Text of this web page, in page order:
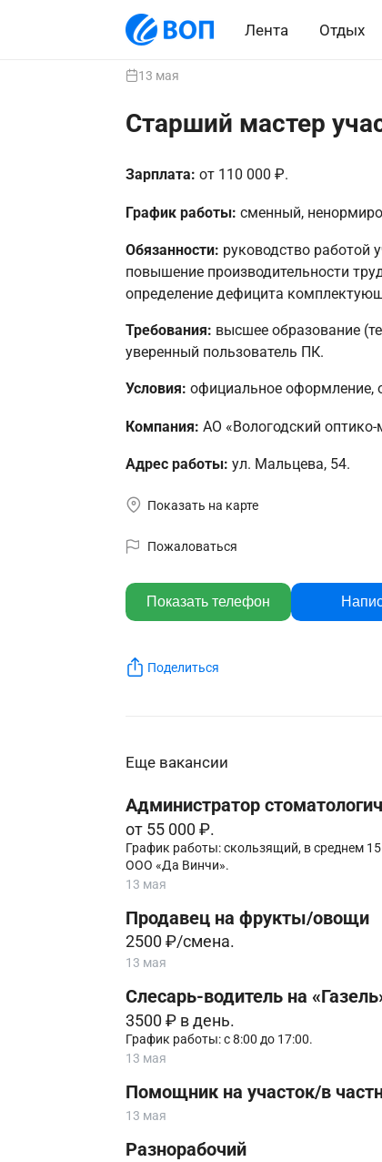
Лента Отдых
13 мая
Старший мастер
Зарплата: от 110 000 ₽.
График работы: сменный,
Обязанности: руководство работой
повышение производительности
определение дефицита
Требования: высшее образование
уверенный пользователь ПК.
Условия: официальное оформление,
Компания: АО «Вологодский оптико-
Адрес работы: ул. Мальцева, 54.
Показать на карте
Пожаловаться
Показать телефон
Поделиться
Еще вакансии
Администратор
от 55 000 ₽.
График работы: скользящий, в среднем
ООО «Да Винчи».
13 мая
Продавец на фрукты/овощи
2500 ₽/смена.
13 мая
Слесарь-водитель на
3500 ₽ в день.
График работы: с 8:00 до 17:00.
13 мая
Помощник на участок/в
13 мая
Разнорабочий